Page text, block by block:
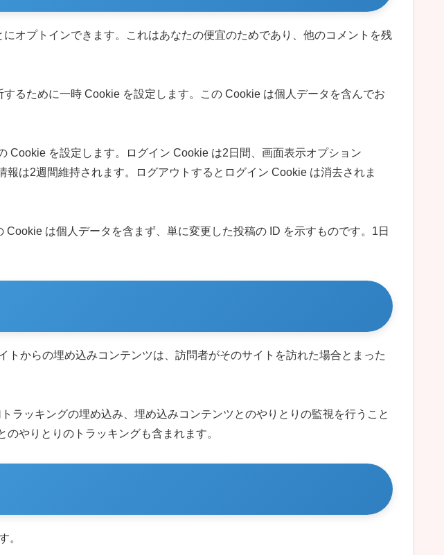
オプトインできます。これはあなたの便宜のためであり、他のコメントを残
るために一時 Cookie を設定します。この Cookie は個人データを含んでお
Cookie を設定します。ログイン Cookie は2日間、画面表示オプション
は2週間維持されます。ログアウトするとログイン Cookie は消去されま
は個人データを含まず、単に変更した投稿の ID を示すものです。1日
からの埋め込みコンテンツは、訪問者がそのサイトを訪れた場合とまった
ラッキングの埋め込み、埋め込みコンテンツとのやりとりの監視を行うこと
やりとりのトラッキングも含まれます。
。